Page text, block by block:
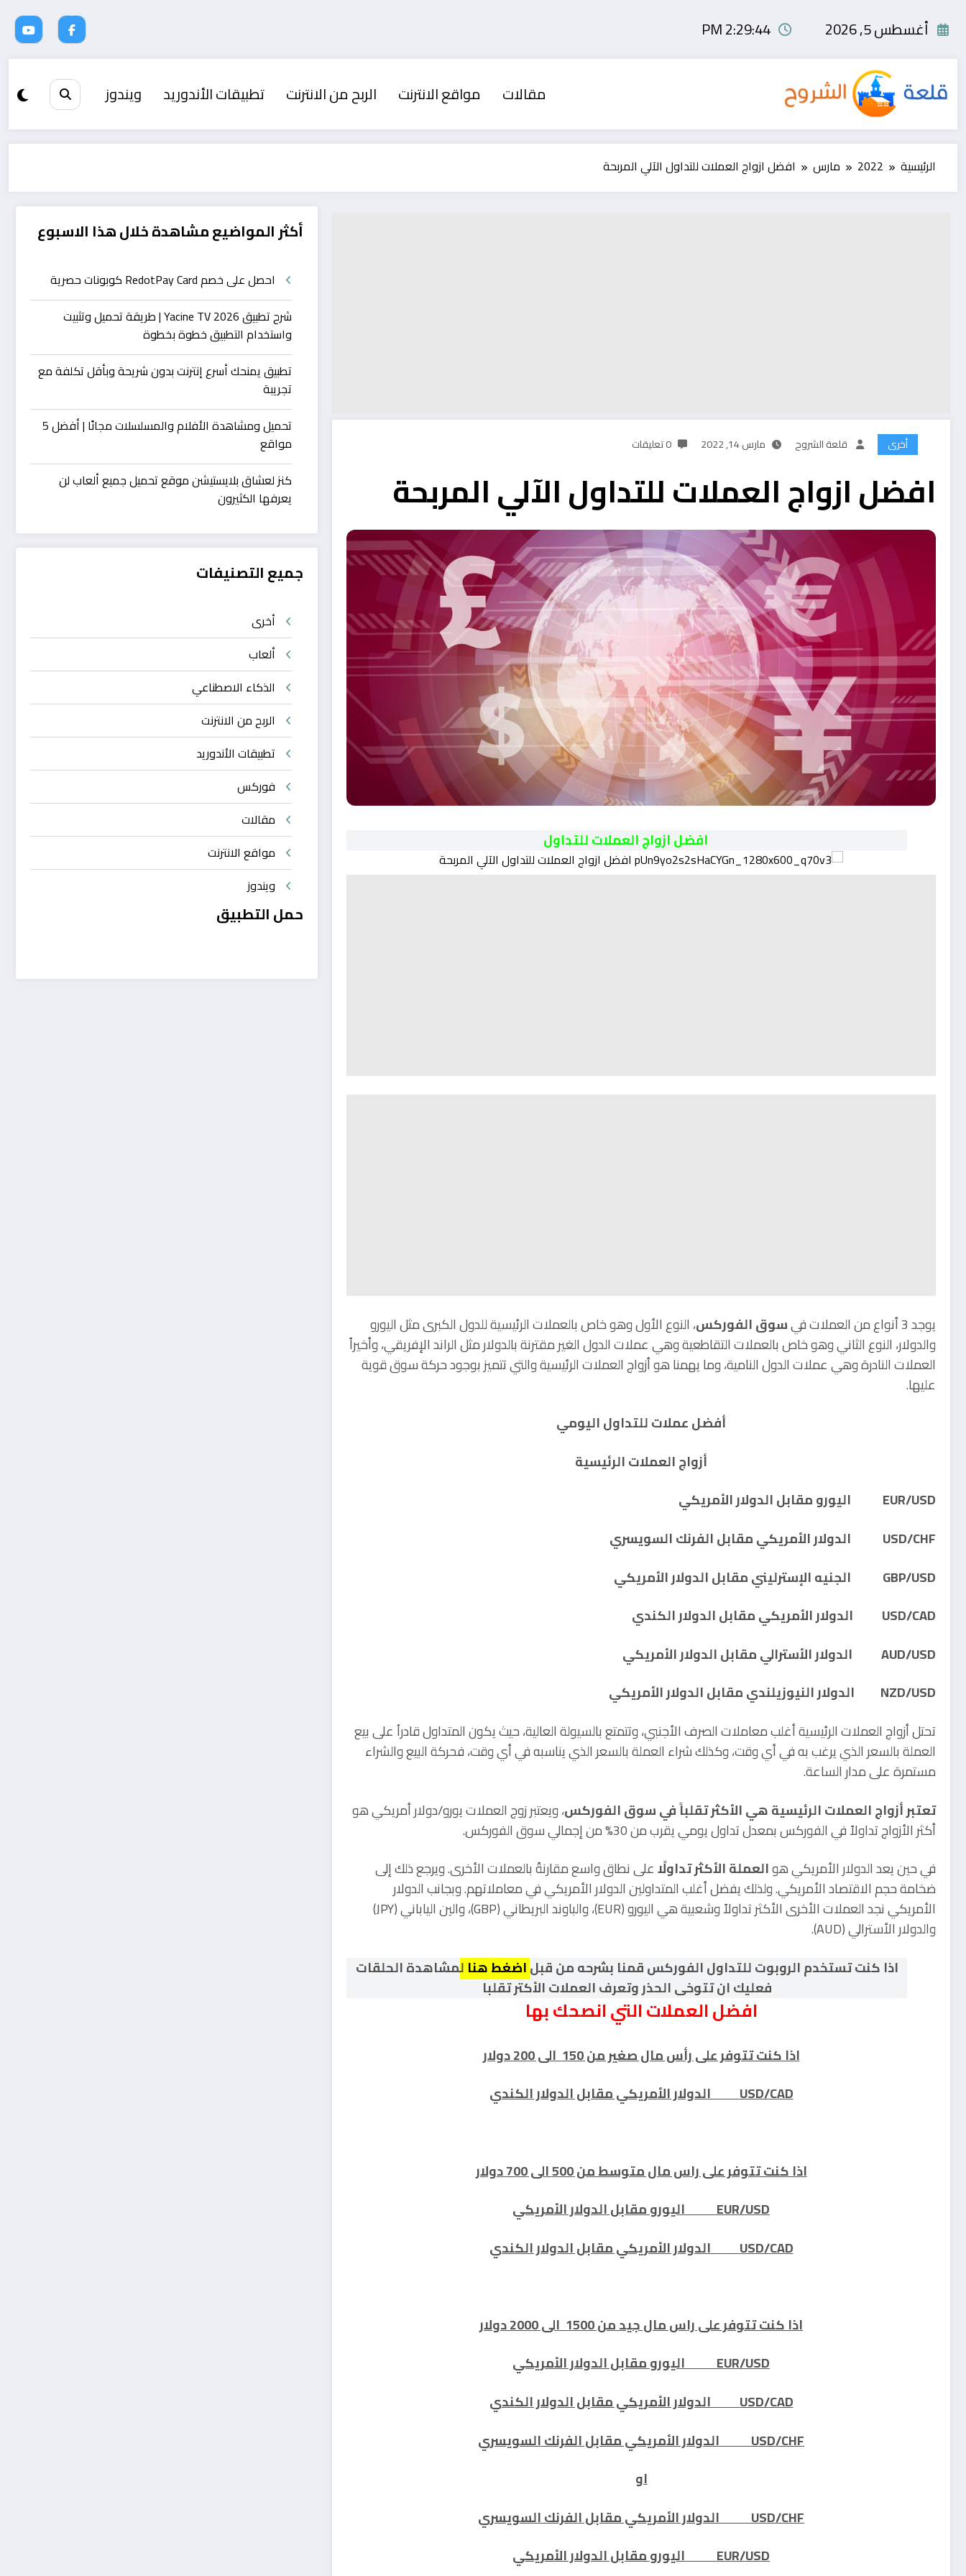
أغسطس 5, 2026 2:29:45 PM
مقالات مواقع الانترنت الربح من الانترنت تطبيقات الأندوريد ويندوز
الرئيسية 2022 مارس افضل ازواج العملات للتداول الآلي المربحة
أخرى قلعة الشروح مارس 14, 2022 0 تعليقات
افضل ازواج العملات للتداول الآلي المربحة
افضل ازواج العملات للتداول
يوجد 3 أنواع من العملات في سوق الفوركس، النوع الأول وهو خاص بالعملات الرئيسية للدول الكبرى مثل اليورو
والدولار، النوع الثاني وهو خاص بالعملات التقاطعية وهي عملات الدول الغير مقترنة بالدولار مثل الراند الإفريقي، وأخيراً
العملات النادرة وهي عملات الدول النامية، وما يهمنا هو أزواج العملات الرئيسية والتي تتميز بوجود حركة سوق قوية
عليها.
أفضل عملات للتداول اليومي
أزواج العملات الرئيسية
EUR/USD اليورو مقابل الدولار الأمريكي
USD/CHF الدولار الأمريكي مقابل الفرنك السويسري
GBP/USD الجنيه الإسترليني مقابل الدولار الأمريكي
USD/CAD الدولار الأمريكي مقابل الدولار الكندي
AUD/USD الدولار الأسترالي مقابل الدولار الأمريكي
NZD/USD الدولار النيوزيلندي مقابل الدولار الأمريكي
تحتل أزواج العملات الرئيسية أغلب معاملات الصرف الأجنبي، وتتمتع بالسيولة العالية، حيث يكون المتداول قادراُ على بيع
العملة بالسعر الذي يرغب به في أي وقت، وكذلك شراء العملة بالسعر الذي يناسبه في أي وقت، فحركة البيع والشراء
مستمرة على مدار الساعة.
تعتبر أزواج العملات الرئيسية هي الأكثر تقلباً في سوق الفوركس، ويعتبر زوج العملات يورو/دولار أمريكي هو
أكثر الأزواج تداولاً في الفوركس بمعدل تداول يومي يقرب من 30% من إجمالي سوق الفوركس.
في حين يعد الدولار الأمريكي هوالعملة الأكثر تداولًاعلى نطاق واسع مقارنةً بالعملات الأخرى. ويرجع ذلك إلى
ضخامة حجم الاقتصاد الأمريكي. ولذلك يفضل أغلب المتداولين الدولار الأمريكي في معاملاتهم. وبجانب الدولار
الأمريكي نجد العملات الأخرى الأكثر تداولاً وشعبية هي اليورو (EUR)، والباوند البريطاني (GBP)، والين الياباني (JPY)
والدولار الأسترالي (AUD).
اذا كنت تستخدم الروبوت للتداول الفوركس قمنا بشرحه من قبلاضغط هنا لمشاهدة الحلقات
فعليك ان تتوخى الحذر وتعرف العملات الأكتر تقلبا
افضل العملات التي انصحك بها
اذا كنت تتوفر على رأس مال صغير من 150 الى 200 دولار
USD/CAD الدولار الأمريكي مقابل الدولار الكندي
اذا كنت تتوفر على راس مال متوسط من 500 الى 700 دولار
EUR/USD اليورو مقابل الدولار الأمريكي
USD/CAD الدولار الأمريكي مقابل الدولار الكندي
اذا كنت تتوفر على راس مال جيد من 1500 الى 2000 دولار
EUR/USD اليورو مقابل الدولار الأمريكي
USD/CAD الدولار الأمريكي مقابل الدولار الكندي
USD/CHF الدولار الأمريكي مقابل الفرنك السويسري
او
USD/CHF الدولار الأمريكي مقابل الفرنك السويسري
EUR/USD اليورو مقابل الدولار الأمريكي
أكثر المواضيع مشاهدة خلال هذا الاسبوع
احصل على خصم RedotPay Card كوبونات حصرية
شرح تطبيق Yacine TV 2026 | طريقة تحميل وتثبيت
واستخدام التطبيق خطوة بخطوة
تطبيق يمنحك أسرع إنترنت بدون شريحة وبأقل تكلفة مع
تجريبة
تحميل ومشاهدة الأفلام والمسلسلات مجانًا | أفضل 5
مواقع
كنز لعشاق بلايستيشن موقع تحميل جميع ألعاب لن
يعرفها الكثيرون
جميع التصنيفات
أخرى
ألعاب
الذكاء الاصطناعي
الربح من الانترنت
تطبيقات الأندوريد
فوركس
مقالات
مواقع الانترنت
ويندوز
حمل التطبيق